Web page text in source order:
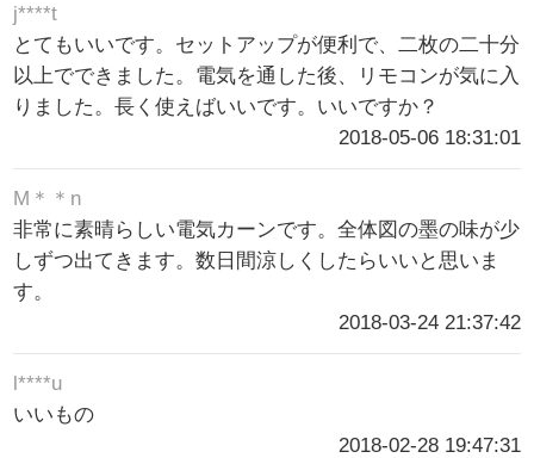
j****t
とてもいいです。セットアップが便利で、二枚の二十分
以上でできました。電気を通した後、リモコンが気に入
りました。長く使えばいいです。いいですか？
2018-05-06 18:31:01
M＊＊n
非常に素晴らしい電気カーンです。全体図の墨の味が少
しずつ出てきます。数日間涼しくしたらいいと思いま
す。
2018-03-24 21:37:42
l****u
いいもの
2018-02-28 19:47:31